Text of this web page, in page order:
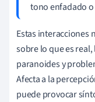
tono enfadado
Estas interacciones
sobre lo que es
paranoides y
Afecta a la
puede provocar